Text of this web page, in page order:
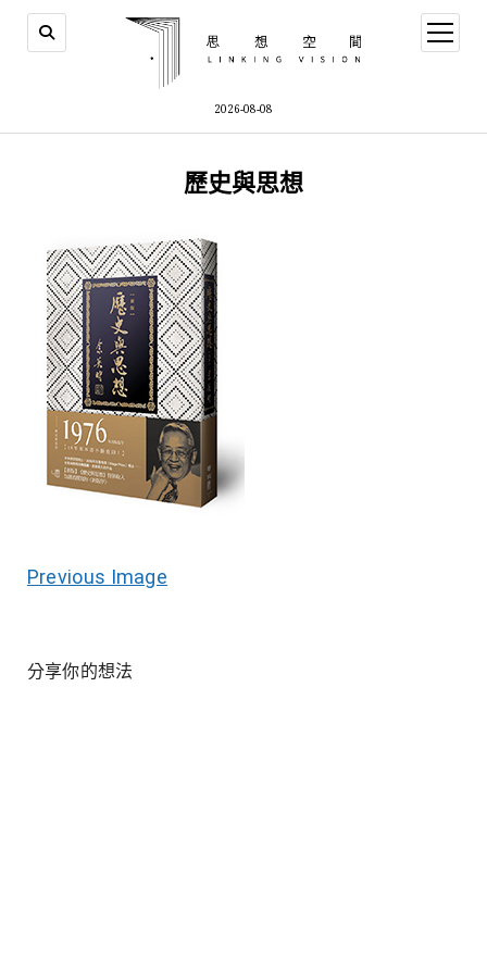
2026-08-08
open
menu
歷史與思想
Previous Image
分享你的想法